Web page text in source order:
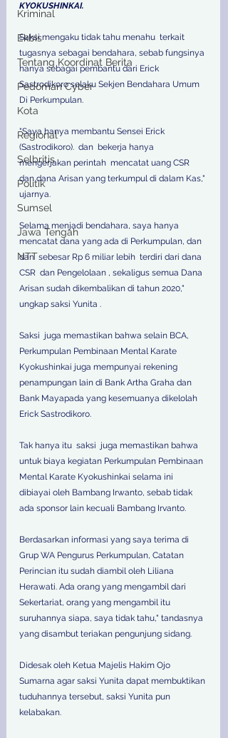
Kriminal
Ekbis
Tentang Koordinat Berita
Pedoman Cyber
Kota
Regional
Selbritis
Politik
Sumsel
Jawa Tengah
NTT
KYOKUSHINKAI.
Saksi mengaku tidak tahu menahu  terkait
tugasnya sebagai bendahara, sebab fungsinya
hanya sebagai pembantu dari Erick
Sastrodikoro selaku Sekjen Bendahara Umum
Di Perkumpulan.
"Saya hanya membantu Sensei Erick
(Sastrodikoro).  dan  bekerja hanya
mengerjakan perintah  mencatat uang CSR
dan dana Arisan yang terkumpul di dalam Kas,"
ujarnya.
Selama menjadi bendahara, saya hanya
mencatat dana yang ada di Perkumpulan, dan
dan  sebesar Rp 6 miliar lebih  terdiri dari dana
CSR  dan Pengelolaan , sekaligus semua Dana
Arisan sudah dikembalikan di tahun 2020,"
ungkap saksi Yunita .
Saksi  juga memastikan bahwa selain BCA,
Perkumpulan Pembinaan Mental Karate
Kyokushinkai juga mempunyai rekening
penampungan lain di Bank Artha Graha dan
Bank Mayapada yang kesemuanya dikelolah
Erick Sastrodikoro.
Tak hanya itu  saksi  juga memastikan bahwa
untuk biaya kegiatan Perkumpulan Pembinaan
Mental Karate Kyokushinkai selama ini
dibiayai oleh Bambang Irwanto, sebab tidak
ada sponsor lain kecuali Bambang Irvanto.
Berdasarkan informasi yang saya terima di
Grup WA Pengurus Perkumpulan, Catatan
Perincian itu sudah diambil oleh Liliana
Herawati. Ada orang yang mengambil dari
Sekertariat, orang yang mengambil itu
suruhannya siapa, saya tidak tahu," tandasnya
yang disambut teriakan pengunjung sidang.
Didesak oleh Ketua Majelis Hakim Ojo
Sumarna agar saksi Yunita dapat membuktikan
tuduhannya tersebut, saksi Yunita pun
kelabakan.